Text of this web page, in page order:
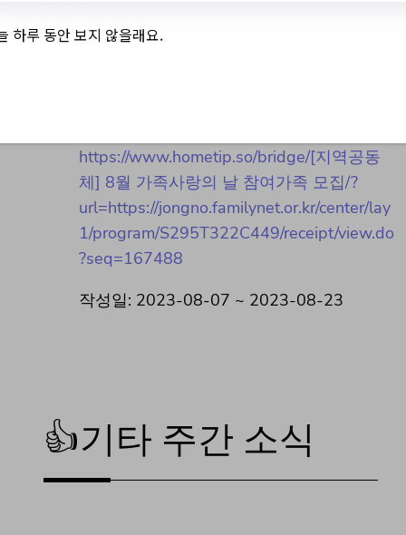
족 모집
https://www.hometip.so/bridge/[지역공동
체] 8월 가족사랑의 날 참여가족 모집/?
url=https://jongno.familynet.or.kr/center/lay
1/program/S295T322C449/receipt/view.do
?seq=167488
작성일: 2023-08-07 ~ 2023-08-23
👍기타 주간 소식
하루 동안 보지 않을래요.